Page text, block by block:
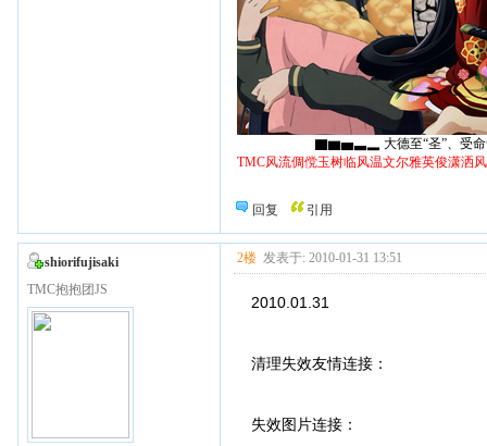
▇▆▅▃▂ 大德至“圣”、受命于“
TMC风流倜傥玉树临风温文尔雅英俊潇洒
回复 引用
shiorifujisaki
TMC抱抱团JS
2楼 发表于: 2010-01-31 13:51
2010.01.31
清理失效友情连接：
失效图片连接：